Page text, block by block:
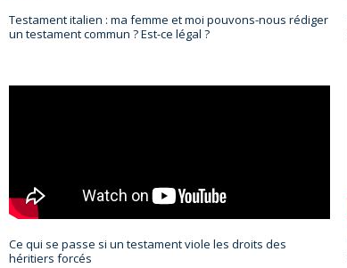
Testament italien : ma femme et moi pouvons-nous rédiger
un testament commun ? Est-ce légal ?
Ce qui se passe si un testament viole les droits des
héritiers forcés